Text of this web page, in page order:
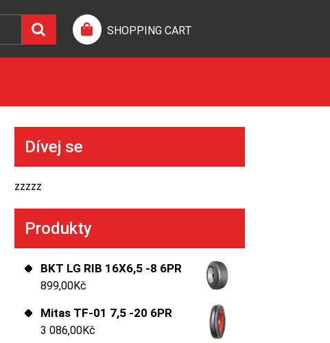
SHOPPING CART
Dívej se
zzzzz
Produkty
BKT LG RIB 16X6,5 -8 6PR
899,00Kč
Mitas TF-01 7,5 -20 6PR
3 086,00Kč